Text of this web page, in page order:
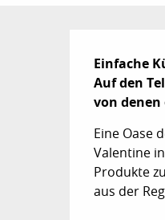
Einfache
Auf den
von
Eine Oase
Valentine
Produkte
aus der